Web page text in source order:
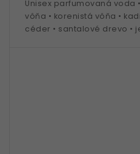
Unisex parfumovaná voda
vôňa • korenistá vôňa •
céder • santalové drevo •